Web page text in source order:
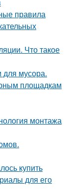
правила
Что такое
для мусора.
площадкам
монтажа
купить
для его